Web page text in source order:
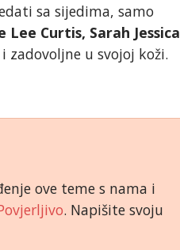
sa sijedima, samo
Curtis, Sarah Jessica
zadovoljne u svojoj koži.
ove teme s nama i
. Napišite svoju